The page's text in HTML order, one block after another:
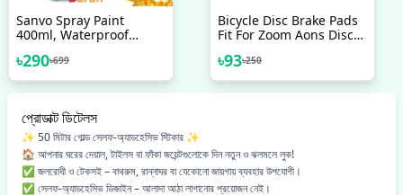
Sanvo Spray Paint
400ml, Waterproof
Diamond Gold) Color
Aerosol Spray Paint,
Sanvo Auto Spray Paint
৳290৳699
Bicycle Disc Brake Pads
Fit For Zoom Aons Disc
5Mm Round Pads
Bicycle Accessories 2 Pcs
৳93৳250
প্রোডাক্ট ডিটেলস
✨ 50 মিটার গোল্ড সেলফ-অ্যাডহেসিভ স্টিকার ✨
🏠 আপনার ঘরের দেয়াল, টাইলস বা ফাঁকা জয়েন্টগুলোকে দিন নতুন ও ঝলমলে লুক!
✅ জলরোধী ও টেকসই – বাথরুম, রান্নাঘর বা যেকোনো জায়গায় ব্যবহার উপযোগী।
✅ সেলফ-অ্যাডহেসিভ ডিজাইন – আলাদা আঠা লাগানোর প্রয়োজন নেই।